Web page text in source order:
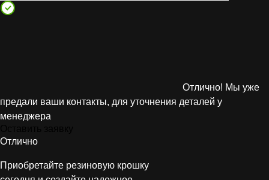
Отлично! Мы уже
предали ваши контакты, для уточнения деталей у
менеджера
Отлично
Приобретайте резиновую крошку